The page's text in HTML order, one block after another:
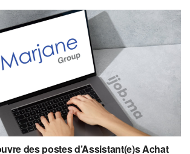
des postes d’Assistant(e)s Achat